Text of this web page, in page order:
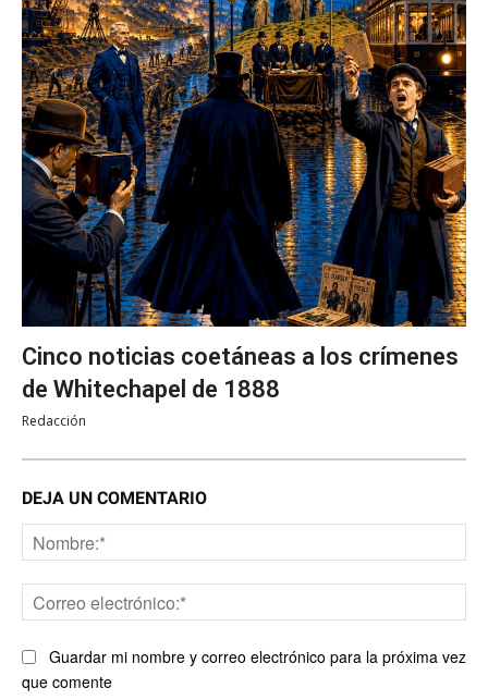
Cinco noticias coetáneas a los crímenes
de Whitechapel de 1888
Redacción
DEJA UN COMENTARIO
Guardar mi nombre y correo electrónico para la próxima vez
que comente